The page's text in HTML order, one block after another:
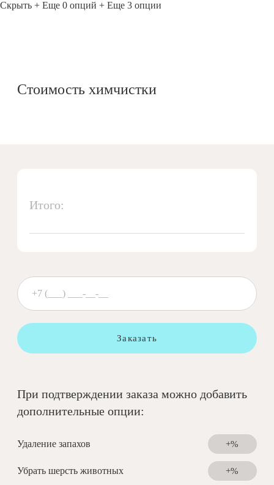
Скрыть + Еще 0 опций + Еще 3 опции
Стоимость химчистки
Итого:
Заказать
При подтверждении заказа можно добавить
дополнительные опции:
Удаление запахов +%
Убрать шерсть животных +%